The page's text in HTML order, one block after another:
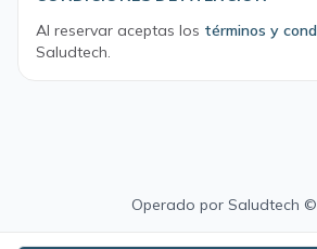
Al reservar aceptas los términos y
Saludtech.
Operado por Saludtech